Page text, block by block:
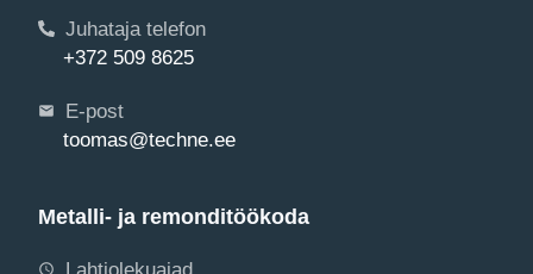
Juhataja telefon
+372 509 8625
E-post
toomas@techne.ee
Metalli- ja remonditöökoda
Lahtiolekuajad